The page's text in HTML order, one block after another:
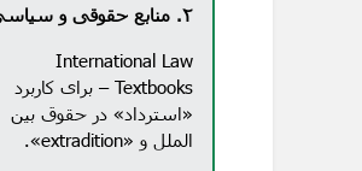
۲. منابع حقوقی و سیاسی
International Law
Textbooks – برای کاربرد
«استرداد» در حقوق بین
الملل و «extradition».